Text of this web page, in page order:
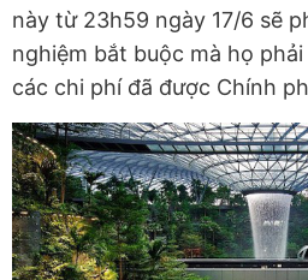
này từ 23h59 ngày 17/6 sẽ
nghiệm bắt buộc mà họ
các chi phí đã được Chính